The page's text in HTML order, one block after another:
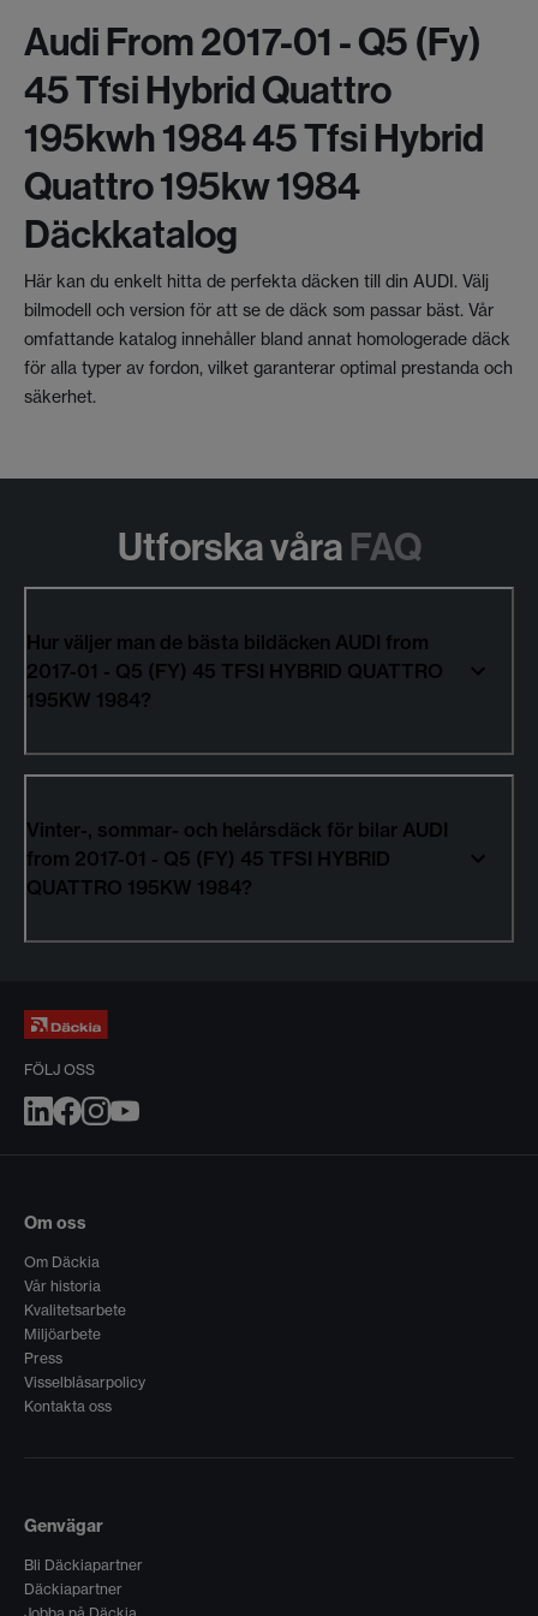
Audi From 2017-01 - Q5 (fy)
45 Tfsi Hybrid Quattro
195kwh 1984 45 Tfsi Hybrid
Quattro 195kw 1984
Däckkatalog
Här kan du enkelt hitta de perfekta däcken till din AUDI. Välj
bilmodell och version för att se de däck som passar bäst. Vår
omfattande katalog innehåller bland annat homologerade däck
för alla typer av fordon, vilket garanterar optimal prestanda och
säkerhet.
Utforska våra FAQ
Hur väljer man de bästa bildäcken AUDI from
2017-01 - Q5 (FY) 45 TFSI HYBRID QUATTRO
195KW 1984?
Vinter-, sommar- och helårsdäck för bilar AUDI
from 2017-01 - Q5 (FY) 45 TFSI HYBRID
QUATTRO 195KW 1984?
FÖLJ OSS
Om oss
Om Däckia
Vår historia
Kvalitetsarbete
Miljöarbete
Press
Visselblåsarpolicy
Kontakta oss
Genvägar
Bli Däckiapartner
Däckiapartner